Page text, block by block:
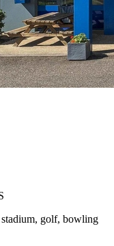
golf, bowling